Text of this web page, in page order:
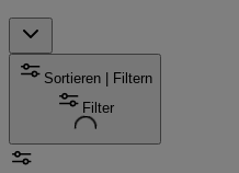
Sortieren | Filtern
Filter